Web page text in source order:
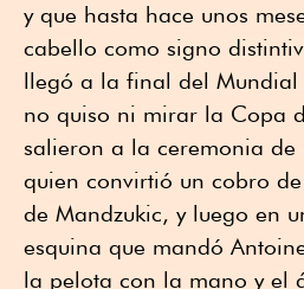
y que hasta hace unos
cabello como signo
llegó a la final del Mundial
no quiso ni mirar la Copa
salieron a la ceremonia de
quien convirtió un cobro
de Mandzukic, y luego en
esquina que mandó
la pelota con la mano y el